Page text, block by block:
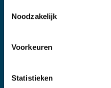
Noodzakelijk
Voorkeuren
Statistieken
KOM IN CONTACT
035 672 55 00
Mail